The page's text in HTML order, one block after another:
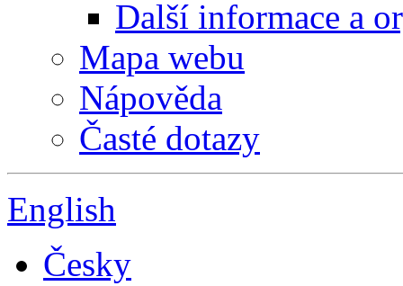
Další informace a
Mapa webu
Nápověda
Časté dotazy
English
Česky